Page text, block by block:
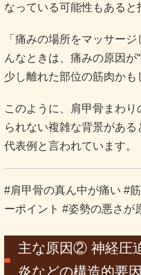
なっている可能性もあると
「痛みの場所をマッサー
んなときは、痛みの原因が
少し離れた部位の筋肉かも
このように、肩甲骨まわり
られない複雑な背景があ
代表例と言われています。
#肩甲骨の真ん中が痛い #
ーポイント #姿勢の悪さが
主な原因② 神経圧
炎などの構造的要因